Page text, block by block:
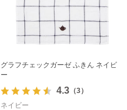
グラフチェックガーゼ ふきん ネイビ
ー
4.3（3）
ネイビー